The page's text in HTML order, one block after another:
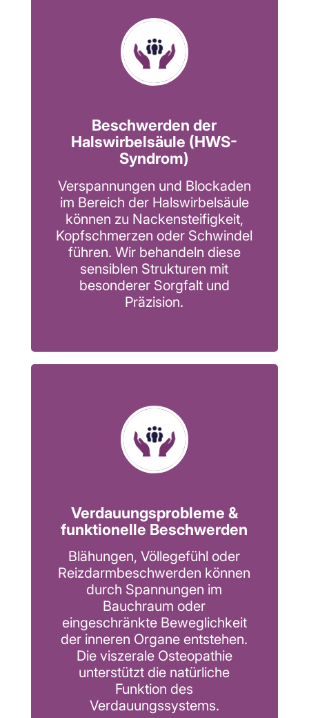
Beschwerden der
Halswirbelsäule (HWS-
Syndrom)
Verspannungen und Blockaden
im Bereich der Halswirbelsäule
können zu Nackensteifigkeit,
Kopfschmerzen oder Schwindel
führen. Wir behandeln diese
sensiblen Strukturen mit
besonderer Sorgfalt und
Präzision.
Verdauungsprobleme &
funktionelle Beschwerden
Blähungen, Völlegefühl oder
Reizdarmbeschwerden können
durch Spannungen im
Bauchraum oder
eingeschränkte Beweglichkeit
der inneren Organe entstehen.
Die viszerale Osteopathie
unterstützt die natürliche
Funktion des
Verdauungssystems.